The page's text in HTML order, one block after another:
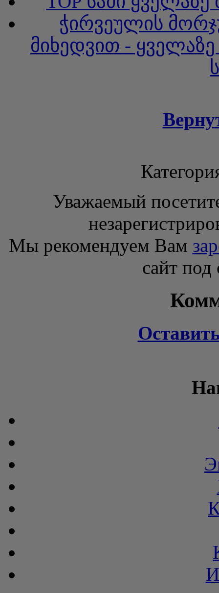
ჭირვეულის
მიხედვით -
Уважаемый
Мы рекомендуем Вам
сайт